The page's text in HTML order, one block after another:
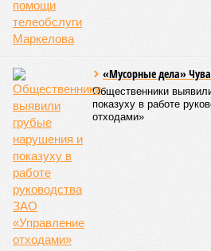
наглядно продемонстрировал
характер этого вида спорта.
дисциплин на территории
того, данное единоборство уже
международную арену: оно
Всемирных игр национальных
проводились в Чувашии, что
географии интереса к этой борьбе